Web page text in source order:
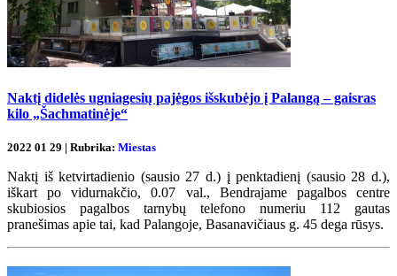
Naktį didelės ugniagesių pajėgos išskubėjo į Palangą – gaisras
kilo „Šachmatinėje“
2022 01 29 | Rubrika: Miestas
Naktį iš ketvirtadienio (sausio 27 d.) į penktadienį (sausio 28 d.),
iškart po vidurnakčio, 0.07 val., Bendrajame pagalbos centre
skubiosios pagalbos tarnybų telefono numeriu 112 gautas
pranešimas apie tai, kad Palangoje, Basanavičiaus g. 45 dega rūsys.